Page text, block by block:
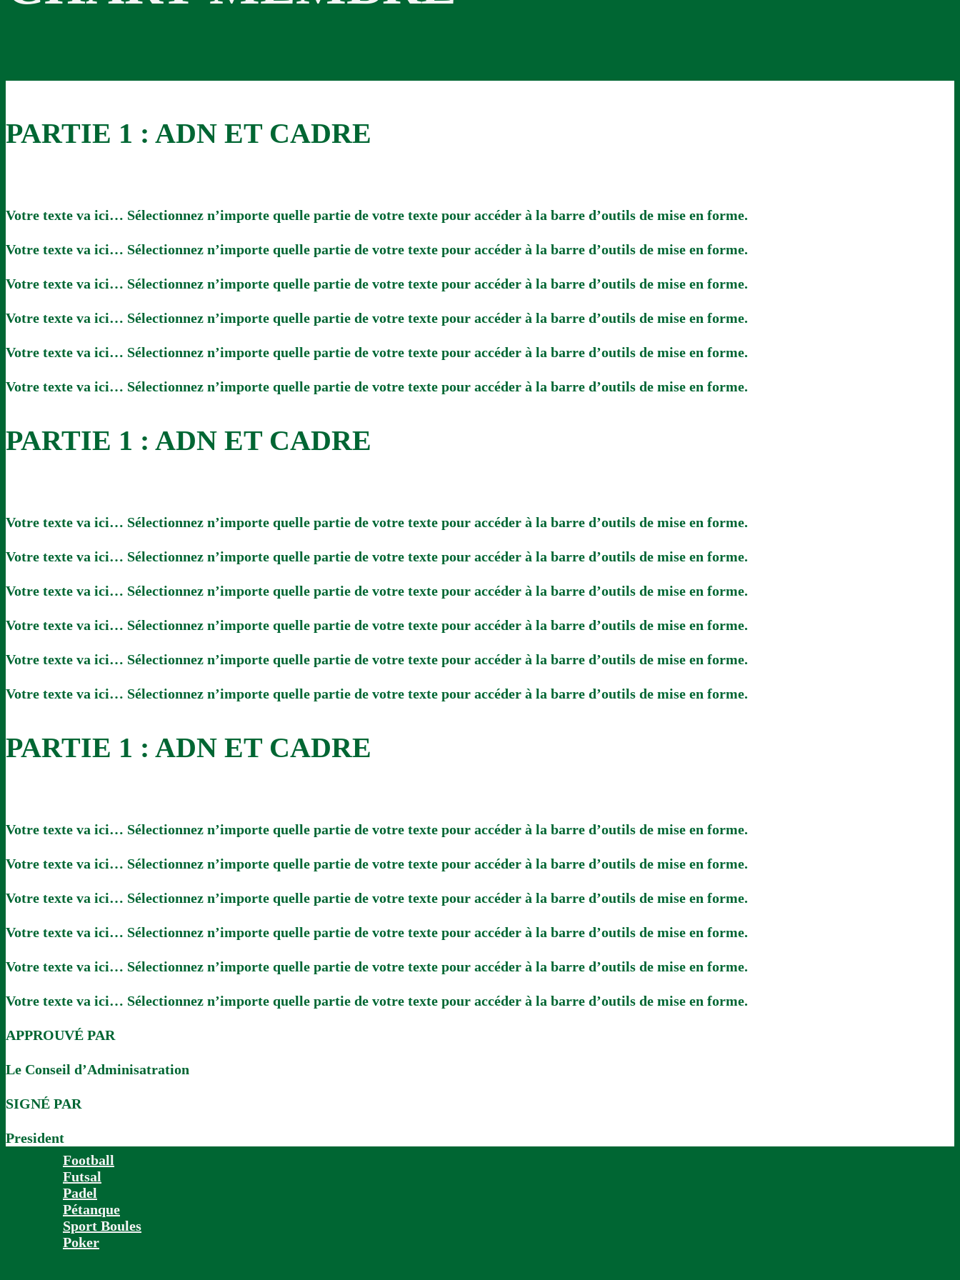
Sections
SPORTS
Football
Futsal
Padel
Pétanque
Sport Boules
Poker
PARTIE 1 : ADN ET CADRE
Votre texte va ici… Sélectionnez n’importe quelle partie de votre texte pour accéder à la barre d’outils de mise en forme.
Votre texte va ici… Sélectionnez n’importe quelle partie de votre texte pour accéder à la barre d’outils de mise en forme.
Votre texte va ici… Sélectionnez n’importe quelle partie de votre texte pour accéder à la barre d’outils de mise en forme.
Votre texte va ici… Sélectionnez n’importe quelle partie de votre texte pour accéder à la barre d’outils de mise en forme.
Votre texte va ici… Sélectionnez n’importe quelle partie de votre texte pour accéder à la barre d’outils de mise en forme.
Votre texte va ici… Sélectionnez n’importe quelle partie de votre texte pour accéder à la barre d’outils de mise en forme.
PARTIE 1 : ADN ET CADRE
Votre texte va ici… Sélectionnez n’importe quelle partie de votre texte pour accéder à la barre d’outils de mise en forme.
Votre texte va ici… Sélectionnez n’importe quelle partie de votre texte pour accéder à la barre d’outils de mise en forme.
Votre texte va ici… Sélectionnez n’importe quelle partie de votre texte pour accéder à la barre d’outils de mise en forme.
Votre texte va ici… Sélectionnez n’importe quelle partie de votre texte pour accéder à la barre d’outils de mise en forme.
Votre texte va ici… Sélectionnez n’importe quelle partie de votre texte pour accéder à la barre d’outils de mise en forme.
Votre texte va ici… Sélectionnez n’importe quelle partie de votre texte pour accéder à la barre d’outils de mise en forme.
PARTIE 1 : ADN ET CADRE
Votre texte va ici… Sélectionnez n’importe quelle partie de votre texte pour accéder à la barre d’outils de mise en forme.
Votre texte va ici… Sélectionnez n’importe quelle partie de votre texte pour accéder à la barre d’outils de mise en forme.
Votre texte va ici… Sélectionnez n’importe quelle partie de votre texte pour accéder à la barre d’outils de mise en forme.
Votre texte va ici… Sélectionnez n’importe quelle partie de votre texte pour accéder à la barre d’outils de mise en forme.
Votre texte va ici… Sélectionnez n’importe quelle partie de votre texte pour accéder à la barre d’outils de mise en forme.
Votre texte va ici… Sélectionnez n’importe quelle partie de votre texte pour accéder à la barre d’outils de mise en forme.
APPROUVÉ PAR
Le Conseil d’Adminisatration
SIGNÉ PAR
President